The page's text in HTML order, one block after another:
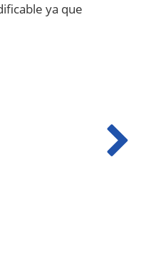
ya que